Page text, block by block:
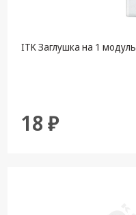
ITK Заглушка на 1 модуль
18 ₽